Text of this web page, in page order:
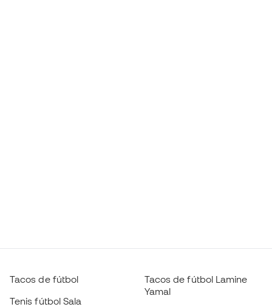
Tacos de fútbol
Tenis fútbol Sala
Tacos de fútbol Lamine
Yamal